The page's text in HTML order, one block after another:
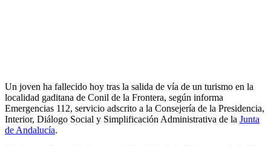
Un joven ha fallecido hoy tras la salida de vía de un turismo en la
localidad gaditana de Conil de la Frontera, según informa
Emergencias 112, servicio adscrito a la Consejería de la Presidencia,
Interior, Diálogo Social y Simplificación Administrativa de la Junta
de Andalucía.